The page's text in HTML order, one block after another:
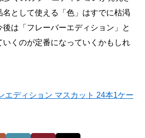
として使える「色」はすでに枯渇
後は「フレーバーエディション」と
いくのが定番になっていくかもしれ
エディション マスカット 24本1ケー